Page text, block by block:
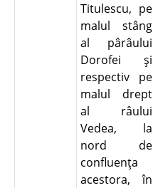
Titulescu, pe
malul stâng
al pârâului
Dorofei şi
respectiv pe
malul drept
al râului
Vedea, la
nord de
confluenţa
acestora, în